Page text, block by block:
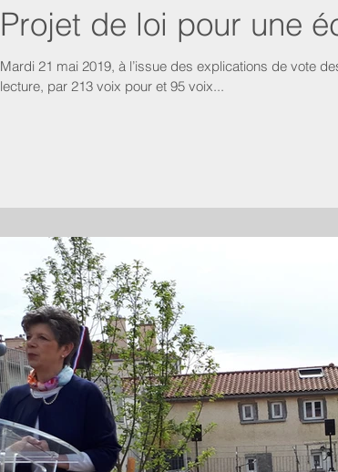
Projet de loi pour une
Mardi 21 mai 2019, à l’issue des explications de vote
lecture, par 213 voix pour et 95 voix...